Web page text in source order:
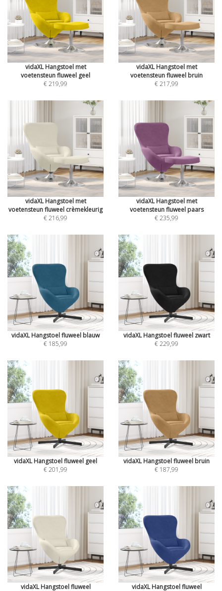
vidaXL Hangstoel met
voetensteun fluweel geel
€ 219,99
vidaXL Hangstoel met
voetensteun fluweel bruin
€ 217,99
vidaXL Hangstoel met
voetensteun fluweel crèmekleurig
€ 216,99
vidaXL Hangstoel met
voetensteun fluweel paars
€ 235,99
vidaXL Hangstoel fluweel blauw
€ 185,99
vidaXL Hangstoel fluweel zwart
€ 229,99
vidaXL Hangstoel fluweel geel
€ 201,99
vidaXL Hangstoel fluweel bruin
€ 187,99
vidaXL Hangstoel fluweel
vidaXL Hangstoel fluweel